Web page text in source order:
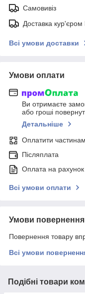
Самовивіз
Доставка
Всі умови доставки
Умови оплати
Ви отримаєте
або гроші
Детальніше
Оплатити
Післяплата
Оплата на рахунок
Всі умови оплати
Умови повернення
Повернення товару
Всі умови
Подібні товари